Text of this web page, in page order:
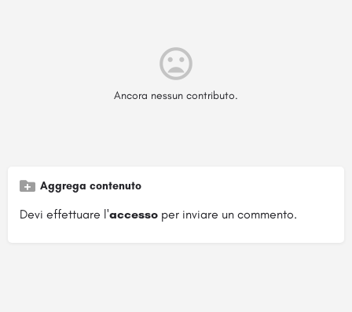
Ancora nessun contributo.
Aggrega contenuto
Devi effettuare l'accesso per inviare un commento.